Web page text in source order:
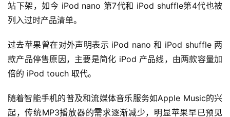
站下架，如今 iPod nano 第7代和 iPod shuffle第4代也被
列入过时产品清单。
过去苹果曾在对外声明表示 iPod nano 和 iPod shuffle 两
款产品停售原因，主要是简化 iPod 产品线，由两款容量加
倍的 iPod touch 取代。
随着智能手机的普及和流媒体音乐服务如Apple Music的兴
起，传统MP3播放器的需求逐渐减少，明显苹果早已预见